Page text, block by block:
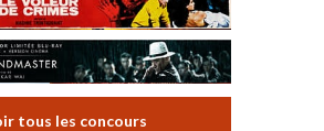
tous les concours